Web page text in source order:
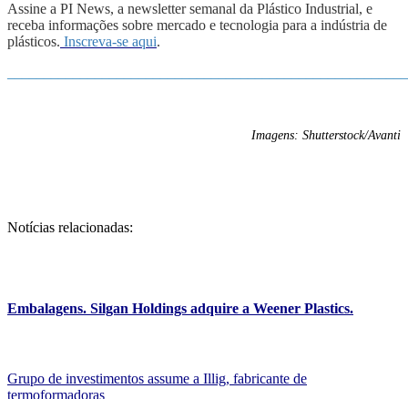
Assine a PI News, a newsletter semanal da Plástico Industrial, e
receba informações sobre mercado e tecnologia para a indústria de
plásticos. Inscreva-se aqui.
Imagens: Shutterstock/Avanti
Notícias relacionadas:
Embalagens. Silgan Holdings adquire a Weener Plastics.
Grupo de investimentos assume a Illig, fabricante de
termoformadoras